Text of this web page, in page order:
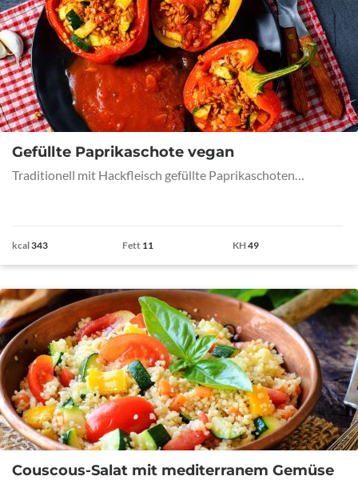
Gefüllte Paprikaschote vegan
Traditionell mit Hackfleisch gefüllte Paprikaschoten…
kcal343 Fett 11 KH49
Couscous-Salat mit mediterranem Gemüse